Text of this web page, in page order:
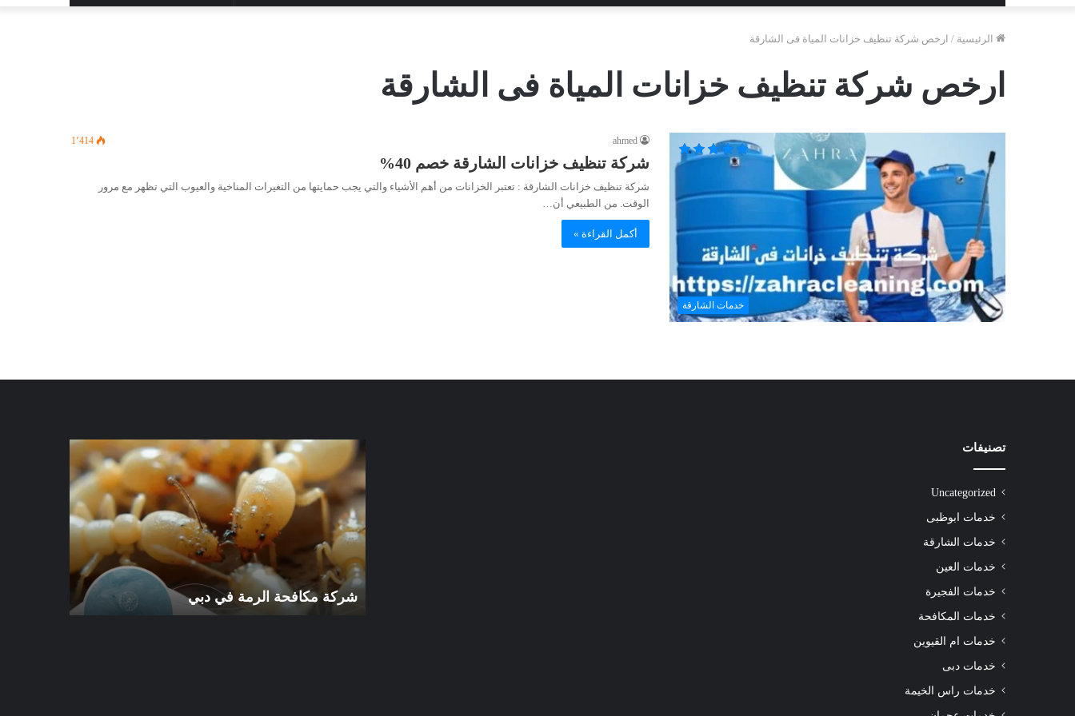
الرئيسية / ارخص شركة تنظيف خزانات المياة فى الشارقة
ارخص شركة تنظيف خزانات المياة فى الشارقة
خدمات الشارقة
ahmed 1٬414
شركة تنظيف خزانات الشارقة خصم 40%
شركة تنظيف خزانات الشارقة : تعتبر الخزانات من أهم الأشياء والتي يجب حمايتها من التغيرات المناخية والعيوب التي تظهر مع مرور
الوقت. من الطبيعي أن…
أكمل القراءة »
تصنيفات
Uncategorized
خدمات ابوظبى
خدمات الشارقة
خدمات العين
خدمات الفجيرة
خدمات المكافحة
خدمات ام القيوين
خدمات دبى
خدمات راس الخيمة
الشارقة
|0508872055|
شركة تنظيف سجاد الشارقة |0508872055|
شركة
مكافحة
في
دبي
شركة مكافحة الرمة في دبي
شركة
مكافحة
الرمة
الورقاء